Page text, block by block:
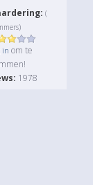
(
in om te
1978